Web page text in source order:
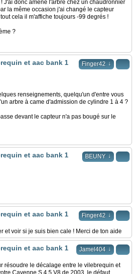
J'ai donc amené l'arbre chez un chaudronnier
la même occasion j'ai changé le capteur
cela il m'affiche toujours -99 degrés !
?
Finger42 ↓
et aac bank 1
renseignements, quelqu'un d'entre vous
arbre à came d'admission de cylindre 1 à 4 ?
devant le capteur n'a pas bougé sur le
BEUNY ↓
et aac bank 1
Finger42 ↓
et aac bank 1
et voir si je suis bien cale ! Merci de ton aide
Jamel404 ↓
et aac bank 1
résoudre le décalage entre le vilebrequin et
Cayenne S 4.5 V8 de 2003, le défaut